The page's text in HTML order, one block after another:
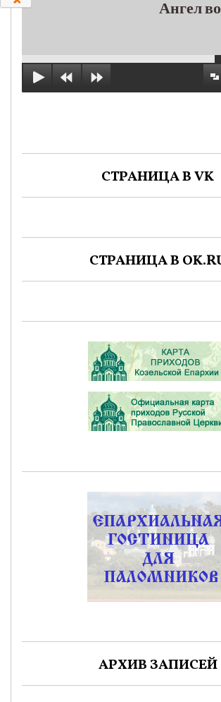
Ангел
СТРАНИЦА В VK
СТРАНИЦА В
АРХИВ ЗАПИСЕЙ